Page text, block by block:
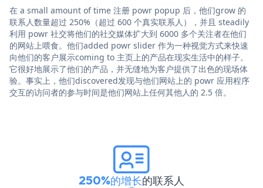
在 a small amount of time 注册 powr popup 后，他们grow 的
联系人数量超过 250%（超过 600 个真实联系人），并且 steadily
利用 powr 社交将他们的社交媒体扩大到 6000 多个关注者在他们
的网站上喂食。他们added powr slider 作为一种视觉方式来快速
向他们的客户展示coming to 主页上的产品在现实生活中的样子。
它很好地展示了他们的产品，并无缝地为客户提供了出色的现场体
验。事实上，他们discovered发现与他们网站上的 powr 应用程序
交互的访问者的参与时间是他们网站上任何其他人的 2.5 倍。
250%的增长的联系人